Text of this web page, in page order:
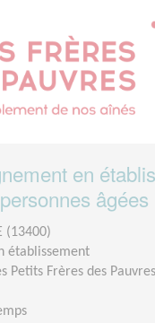
en
(13400)
établissement
Petits Frères des